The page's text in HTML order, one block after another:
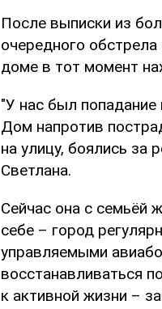
После выписки из
очередного
доме в тот момент
"У нас был
Дом напротив
на улицу, боялись за
Светлана.
Сейчас она с семьёй
себе – город
управляемыми
восстанавливаться
к активной жизни –